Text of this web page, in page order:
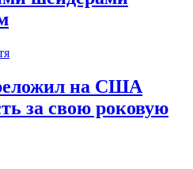
на США
за свою роковую